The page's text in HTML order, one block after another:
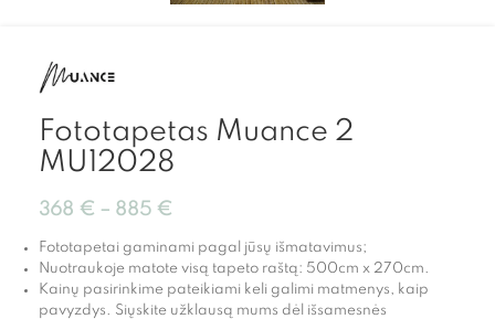
Fototapetas Muance 2
MU12028
368 € – 885 €
Fototapetai gaminami pagal jūsų išmatavimus;
Nuotraukoje matote visą tapeto raštą: 500cm x 270cm.
Kainų pasirinkime pateikiami keli galimi matmenys, kaip
pavyzdys. Siųskite užklausą mums dėl išsamesnės